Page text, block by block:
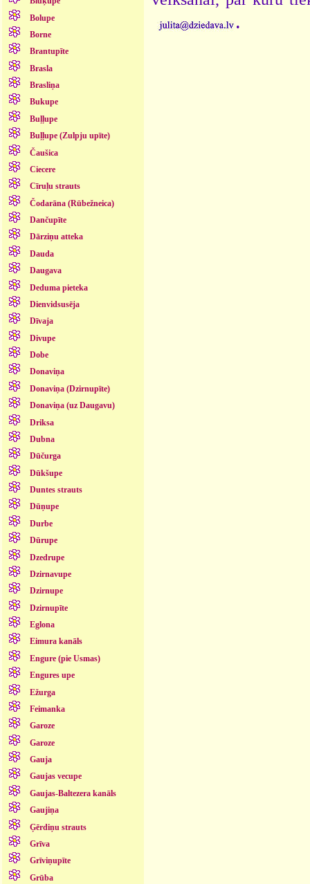
Bolupe
Borne
Brantupīte
Brasla
Brasliņa
Bukupe
Buļļupe
Buļļupe (Zulpju upīte)
Čaušica
Ciecere
Cīruļu strauts
Čodarāna (Rūbežneica)
Dančupīte
Dārziņu atteka
Dauda
Daugava
Deduma pieteka
Dienvidsusēja
Dīvaja
Divupe
Dobe
Donaviņa
Donaviņa (Dzirnupīte)
Donaviņa (uz Daugavu)
Driksa
Dubna
Dūčurga
Dūkšupe
Duntes strauts
Dūņupe
Durbe
Dūrupe
Dzedrupe
Dzirnavupe
Dzirnupe
Dzirnupīte
Eglona
Eimura kanāls
Engure (pie Usmas)
Engures upe
Ežurga
Feimanka
Garoze
Garoze
Gauja
Gaujas vecupe
Gaujas-Baltezera kanāls
Gaujiņa
Ģērdiņu strauts
Grīva
Grīviņupīte
Grūba
.